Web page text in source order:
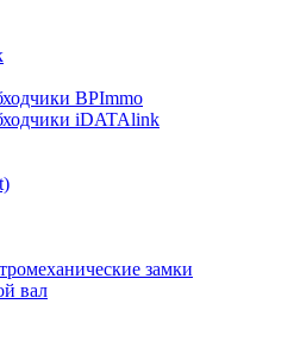
BPImmo
iDATAlink
замки
вал